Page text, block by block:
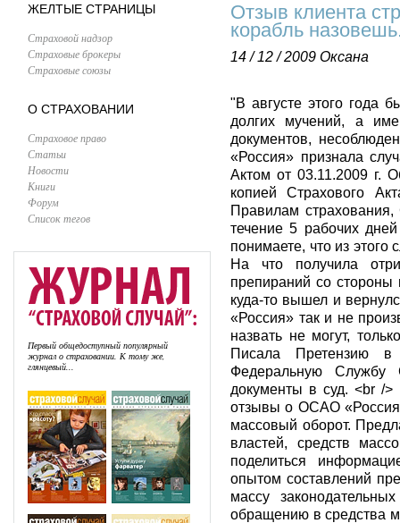
ЖЕЛТЫЕ СТРАНИЦЫ
Страховой надзор
Страховые брокеры
Страховые союзы
О СТРАХОВАНИИ
Страховое право
Статьи
Новости
Книги
Форум
Список тегов
Первый общедоступный популярный
журнал о страховании. К тому же,
глянцевый...
Отзыв клиента
корабль
14 / 12 / 2009 Оксана
"В августе этого года
долгих мучений, а
документов,
«Россия» признала
Актом от 03.11.2009 г.
копией Страхового
Правилам
течение 5 рабочих
понимаете, что из этого
На что получила
препираний со
куда-то вышел и
«Россия» так и не
назвать не могут,
Писала Претензию
Федеральную Службу
документы в суд. <br /
отзывы о ОСАО
массовый оборот.
властей, средств
поделиться
опытом составлений
массу
обращению в средства